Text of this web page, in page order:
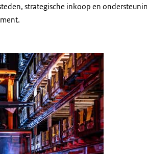
strategische inkoop en
in een vorkheftruck kijkt naar de goederen